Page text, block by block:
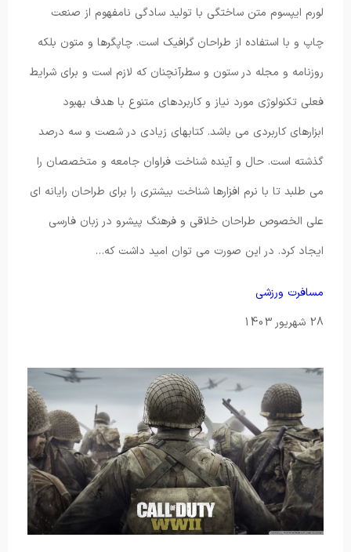
لورم ایپسوم متن ساختگی با تولید سادگی نامفهوم از صنعت
چاپ و با استفاده از طراحان گرافیک است. چاپگرها و متون بلکه
روزنامه و مجله در ستون و سطرآنچنان که لازم است و برای شرایط
فعلی تکنولوژی مورد نیاز و کاربردهای متنوع با هدف بهبود
ابزارهای کاربردی می باشد. کتابهای زیادی در شصت و سه درصد
گذشته است. حال و آینده شناخت فراوان جامعه و متخصصان را
می طلبد تا با نرم افزارها شناخت بیشتری را برای طراحان رایانه ای
علی الخصوص طراحان خلاقی و فرهنگ پیشرو در زبان فارسی
ایجاد کرد. در این صورت می توان امید داشت که…
مسافرت ورزشی
28 شهریور 1403